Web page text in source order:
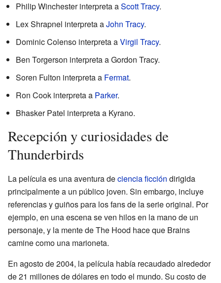
Philip Winchester interpreta aScott Tracy.
Lex Shrapnel interpreta aJohn Tracy.
Dominic Colenso interpreta aVirgil Tracy.
Ben Torgerson interpreta a Gordon Tracy.
Soren Fulton interpreta a Fermat.
Ron Cook interpreta a Parker.
Bhasker Patel interpreta a Kyrano.
Recepción y curiosidades de
Thunderbirds
La película es una aventura deciencia ficción dirigida
principalmente a un público joven. Sin embargo, incluye
referencias y guiños para los fans de la serie original. Por
ejemplo, en una escena se ven hilos en la mano de un
personaje, y la mente de The Hood hace que Brains
camine como una marioneta.
En agosto de 2004, la película había recaudado alrededor
de 21 millones de dólares en todo el mundo. Su costo de